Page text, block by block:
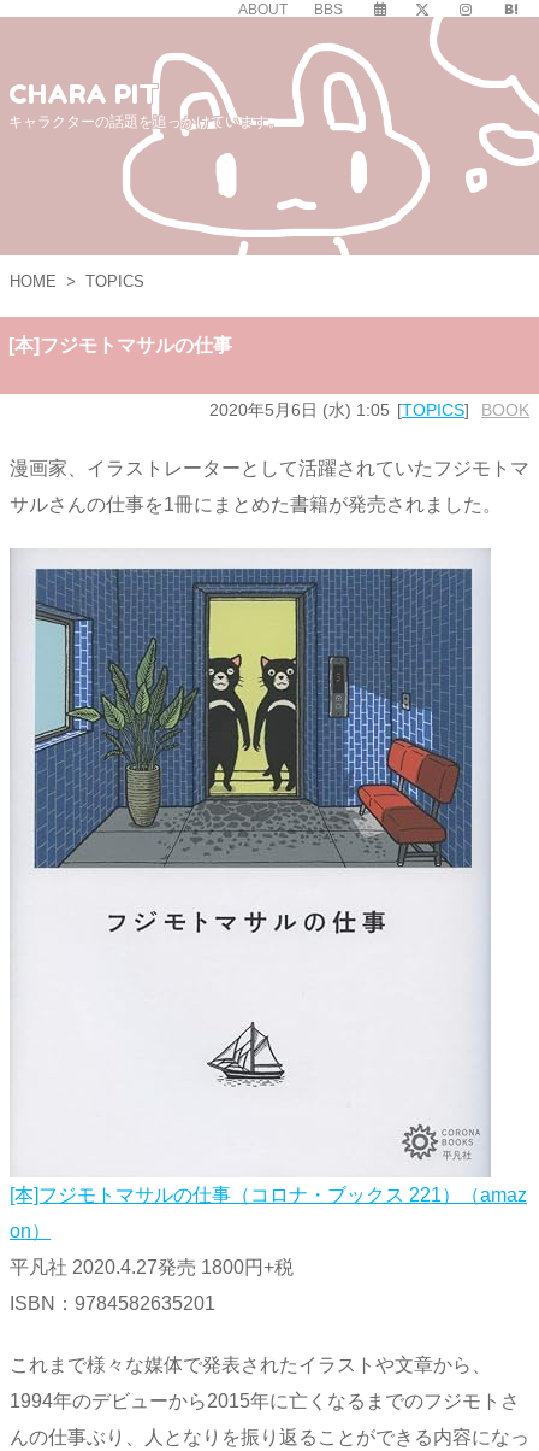
ABOUT BBS
CHARA PIT
キャラクターの話題を追っかけています。
HOME > TOPICS
[本]フジモトマサルの仕事
2020年5月6日 (水) 1:05 TOPICS BOOK
漫画家、イラストレーターとして活躍されていたフジモトマ
サルさんの仕事を1冊にまとめた書籍が発売されました。
[本]フジモトマサルの仕事（コロナ・ブックス 221）（amaz
on）
平凡社 2020.4.27発売 1800円+税
ISBN：9784582635201
これまで様々な媒体で発表されたイラストや文章から、
1994年のデビューから2015年に亡くなるまでのフジモトさ
んの仕事ぶり、人となりを振り返ることができる内容になっ